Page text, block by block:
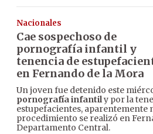
Nacionales
Cae sospechoso de
pornografía infantil y
tenencia de
en Fernando de la Mora
Un joven fue detenido este
pornografía infantily por la
estupefacientes, aparentemente
procedimiento se realizó en
Departamento Central.